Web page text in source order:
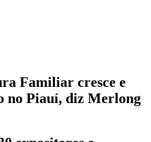
Familiar cresce e
no Piauí, diz Merlong